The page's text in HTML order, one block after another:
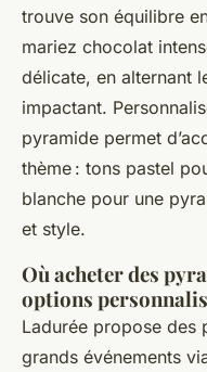
trouve son équilibre
mariez chocolat
délicate, en alternant
impactant.
pyramide permet
thème : tons pastel
blanche pour une
et style.
Où acheter des
options
Ladurée propose des
grands événements